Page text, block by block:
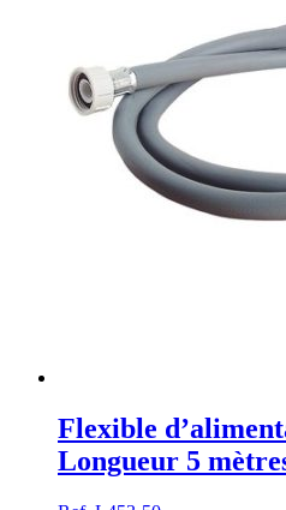
Flexible
Longueur 5